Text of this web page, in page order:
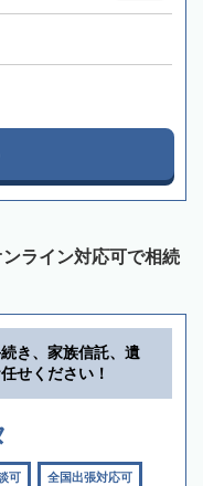
ライン対応可で相続
き、家族信託、遺
せください！
可 全国出張対応可